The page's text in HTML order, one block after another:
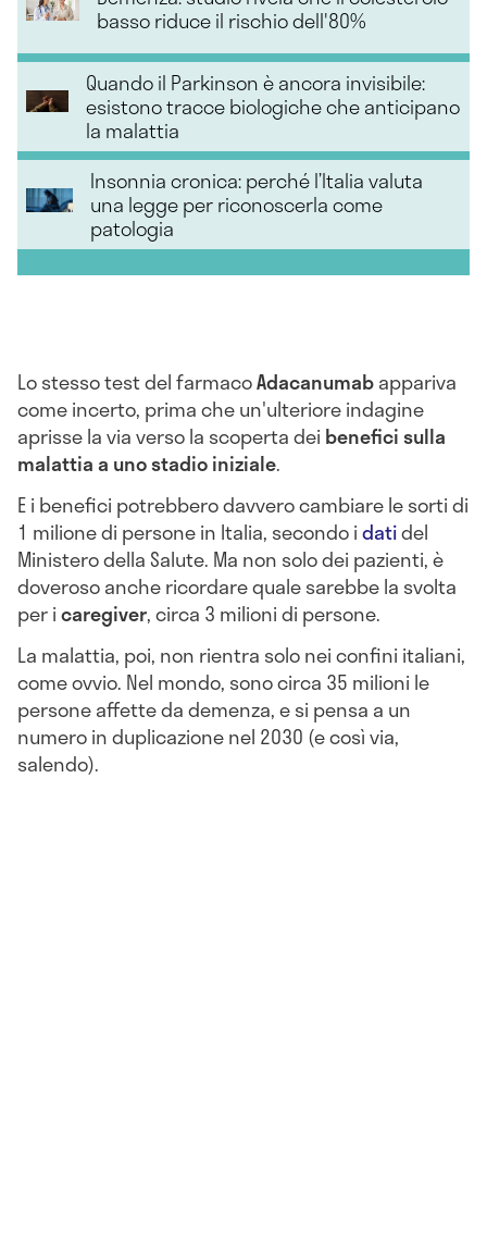
basso riduce il rischio dell'80%
Quando il Parkinson è ancora invisibile:
esistono tracce biologiche che anticipano
la malattia
Insonnia cronica: perché l’Italia valuta
una legge per riconoscerla come
patologia
Lo stesso test del farmacoAdacanumabappariva
come incerto, prima che un'ulteriore indagine
aprisse la via verso la scoperta dei benefici sulla
malattia a uno stadioiniziale.
E i benefici potrebbero davvero cambiare le sorti di
1 milione di persone in Italia, secondo idatidel
Ministero della Salute. Ma non solo dei pazienti, è
doveroso anche ricordare quale sarebbe la svolta
per icaregiver, circa 3 milioni di persone.
La malattia, poi, non rientra solo nei confini italiani,
come ovvio. Nel mondo, sono circa 35 milioni le
persone affette da demenza, e si pensa a un
numero in duplicazione nel 2030 (e così via,
salendo).